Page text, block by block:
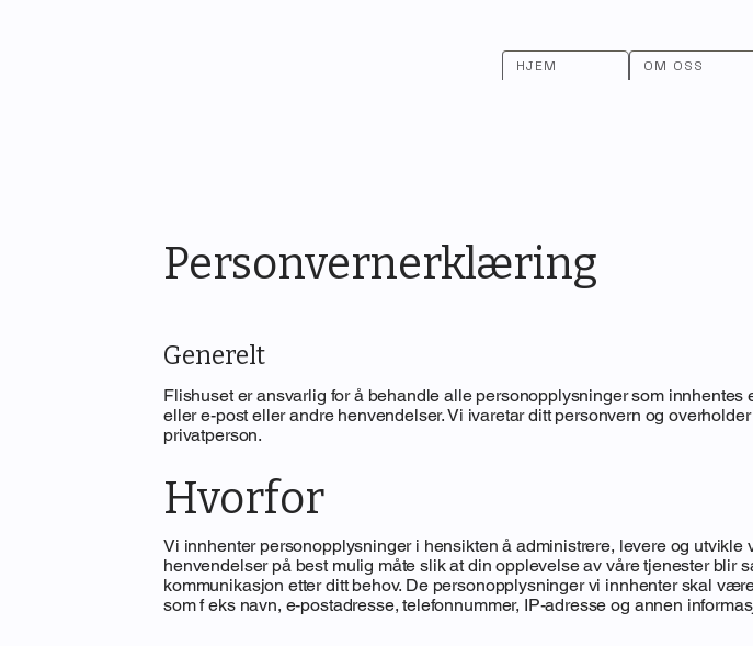
HJEM OM OSS
Personvernerklæring
Generelt
Flishuset er ansvarlig for å behandle alle personopplysninger som
eller e-post eller andre henvendelser. Vi ivaretar ditt personvern og
privatperson.
Hvorfor
Vi innhenter personopplysninger i hensikten å administrere, levere og utvikle
henvendelser på best mulig måte slik at din opplevelse av våre tjenester blir
kommunikasjon etter ditt behov. De personopplysninger vi innhenter skal
som f eks navn, e-postadresse, telefonnummer, IP-adresse og annen